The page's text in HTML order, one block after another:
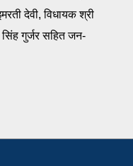
देवी, विधायक श्री
सिंह गुर्जर सहित जन-